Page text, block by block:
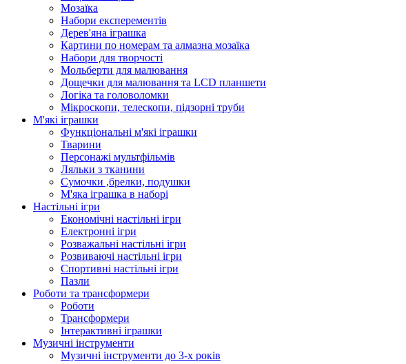
Мозаїка
Набори експерементів
Дерев'яна іграшка
Картини по номерам та алмазна мозаїка
Набори для творчості
Мольберти для малювання
Дощечки для малювання та LCD планшети
Логіка та головоломки
Мікроскопи, телескопи, підзорні труби
М'які іграшки
Функціональні м'які іграшки
Тварини
Персонажі мультфільмів
Ляльки з тканини
Сумочки ,брелки, подушки
М'яка іграшка в наборі
Настільні ігри
Економічні настільні ігри
Електронні ігри
Розважальні настільні ігри
Розвиваючі настільні ігри
Спортивні настільні ігри
Пазли
Роботи та трансформери
Роботи
Трансформери
Інтерактивні іграшки
Музичні інструменти
Музичні інструменти до 3-х років